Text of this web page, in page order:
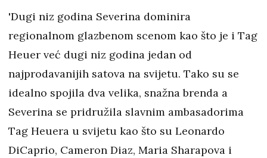
'Dugi niz godina Severina dominira
regionalnom glazbenom scenom kao što je i Tag
Heuer već dugi niz godina jedan od
najprodavanijih satova na svijetu. Tako su se
idealno spojila dva velika, snažna brenda a
Severina se pridružila slavnim ambasadorima
Tag Heuera u svijetu kao što su Leonardo
DiCaprio, Cameron Diaz, Maria Sharapova i